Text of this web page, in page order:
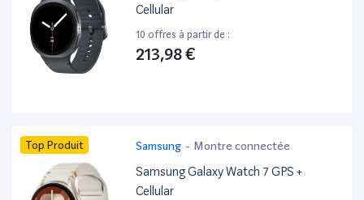
Cellular
10 offres à partir de :
213,98 €
Top Produit Samsung - Montre connectée
Samsung Galaxy Watch 7 GPS +
Cellular